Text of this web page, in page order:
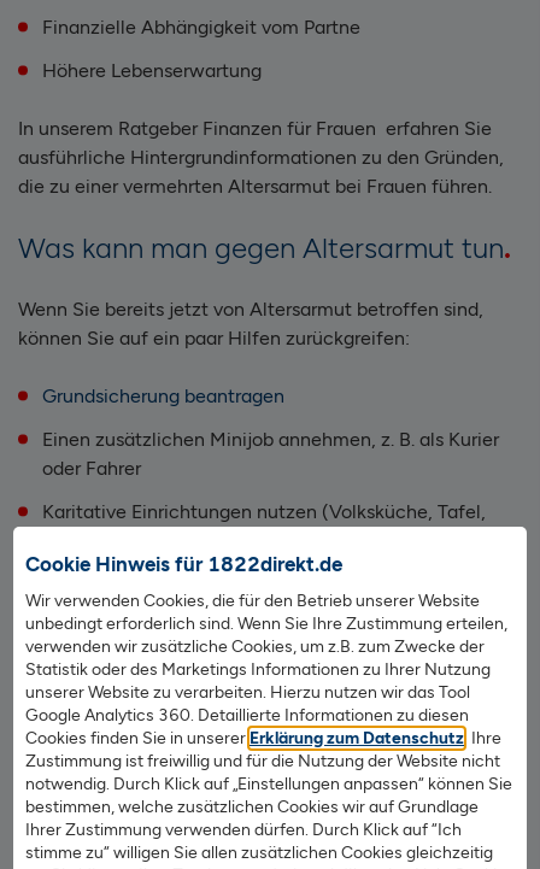
Cookie Hinweis für 1822direkt.de
Wir verwenden Cookies, die für den Betrieb unserer Website
unbedingt erforderlich sind. Wenn Sie Ihre Zustimmung erteilen,
verwenden wir zusätzliche Cookies, um z.B. zum Zwecke der
Statistik oder des Marketings Informationen zu Ihrer Nutzung
unserer Website zu verarbeiten. Hierzu nutzen wir das Tool
Google Analytics 360. Detaillierte Informationen zu diesen
Cookies finden Sie in unserer Erklärung zum Datenschutz . Ihre
Zustimmung ist freiwillig und für die Nutzung der Website nicht
notwendig. Durch Klick auf „Einstellungen anpassen“ können Sie
bestimmen, welche zusätzlichen Cookies wir auf Grundlage
Ihrer Zustimmung verwenden dürfen. Durch Klick auf “Ich
stimme zu“ willigen Sie allen zusätzlichen Cookies gleichzeitig
Finanzielle Abhängigkeit vom Partne
Höhere Lebenserwartung
In unserem Ratgeber Finanzen für Frauen erfahren Sie
ausführliche Hintergrundinformationen zu den Gründen,
die zu einer vermehrten Altersarmut bei Frauen führen.
Was kann man gegen Altersarmut tun
Wenn Sie bereits jetzt von Altersarmut betroffen sind,
können Sie auf ein paar Hilfen zurückgreifen:
Grundsicherung beantragen
Einen zusätzlichen Minijob annehmen, z. B. als Kurier
oder Fahrer
Karitative Einrichtungen nutzen (Volksküche, Tafel,
Was kann man speziell gegen die Altersarmut
von Frauen tun
Von der Grundrente sollen vor allem Frauen profitieren.
Allerdings müssen sie ein paar Voraussetzungen erfüllen,
um die Grundrente zu erhalten. Dazu zählen
beispielsweise ein niedriges Einkommen sowie eine
Einzahlung in die gesetzliche Rentenversicherung von